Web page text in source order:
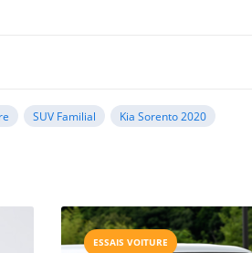
SUV Familial Kia Sorento 2020
ESSAIS VOITURE